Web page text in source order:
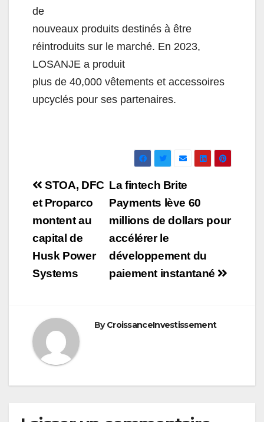
de
nouveaux produits destinés à être
réintroduits sur le marché. En 2023,
LOSANJE a produit
plus de 40,000 vêtements et accessoires
upcyclés pour ses partenaires.
Navigation
de
l’article
La fintech Brite
Payments lève 60
millions de dollars pour
accélérer le
développement du
paiement instantané
STOA, DFC
et Proparco
montent au
capital de
Husk Power
Systems
ByCroissanceInvestissement